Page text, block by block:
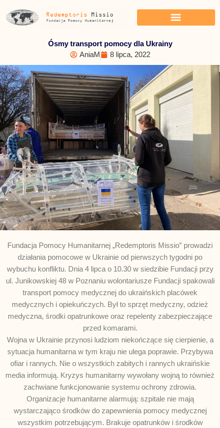
do
Ósmy transport pomocy dla Ukrainy
AniaM
8 lipca, 2022
Fundacja Pomocy Humanitarnej „Redemptoris Missio” prowadzi
działania pomocowe w Ukrainie od pierwszych tygodni po
wybuchu konfliktu. Dnia 4 lipca o 10.30 w siedzibie Fundacji przy
ul. Junikowskiej 48 w Poznaniu wolontariusze Fundacji spakowali
transport pomocy medycznej do ukraińskich placówek
medycznych i opiekuńczych. Był to sprzęt medyczny, odzież
medyczna, środki opatrunkowe oraz repelenty zabezpieczające
przed komarami.
Wojna w Ukrainie przynosi ludziom niekończące się cierpienie, a
sytuacja humanitarna w tym kraju nie ulega poprawie. Przybywa
ofiar i rannych. Nie o wszystkich zabitych i rannych ukraińskie
media informują. Kryzys humanitarny wywołany wojną to również
zachwiane funkcjonowanie systemu ochrony zdrowia.
Organizacje humanitarne alarmują: szpitale nie mają
wystarczająco środków do zapewnienia pomocy medycznej
wszystkim potrzebującym. Brakuje opatrunków i środków